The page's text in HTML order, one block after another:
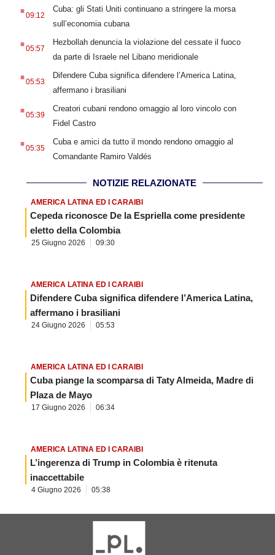
09:12
Cuba: gli Stati Uniti continuano a stringere la morsa
sull’economia cubana
.05:57
Hezbollah denuncia la violazione del cessate il fuoco
da parte di Israele nel Libano meridionale
.05:53
Difendere Cuba significa difendere l’America Latina,
affermano i brasiliani
.05:39
Creatori cubani rendono omaggio al loro vincolo con
Fidel Castro
.05:35
Cuba e amici da tutto il mondo rendono omaggio al
Comandante Ramiro Valdés
NOTIZIE RELAZIONATE
AMERICA LATINA ED I CARAIBI
Cepeda riconosce De la Espriella come presidente
eletto della Colombia
25 Giugno 2026 09:30
AMERICA LATINA ED I CARAIBI
Difendere Cuba significa difendere l’America Latina,
affermano i brasiliani
24 Giugno 2026 05:53
AMERICA LATINA ED I CARAIBI
Cuba piange la scomparsa di Taty Almeida, Madre di
Plaza de Mayo
17 Giugno 2026 06:34
AMERICA LATINA ED I CARAIBI
L’ingerenza di Trump in Colombia è ritenuta
inaccettabile
4 Giugno 2026 05:38